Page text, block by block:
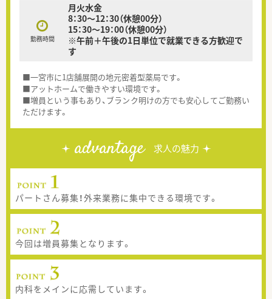
勤務時間
月火水金
8：30～12：30（休憩00分）
15：30～19：00（休憩00分）
※午前＋午後の1日単位で就業できる方歓迎で
す
■一宮市に1店舗展開の地元密着型薬局です。
■アットホームで働きやすい環境です。
■増員という事もあり、ブランク明けの方でも安心してご勤務い
ただけます。
advantage 求人の魅力
パートさん募集！外来業務に集中できる環境です。
今回は増員募集となります。
内科をメインに応需しています。